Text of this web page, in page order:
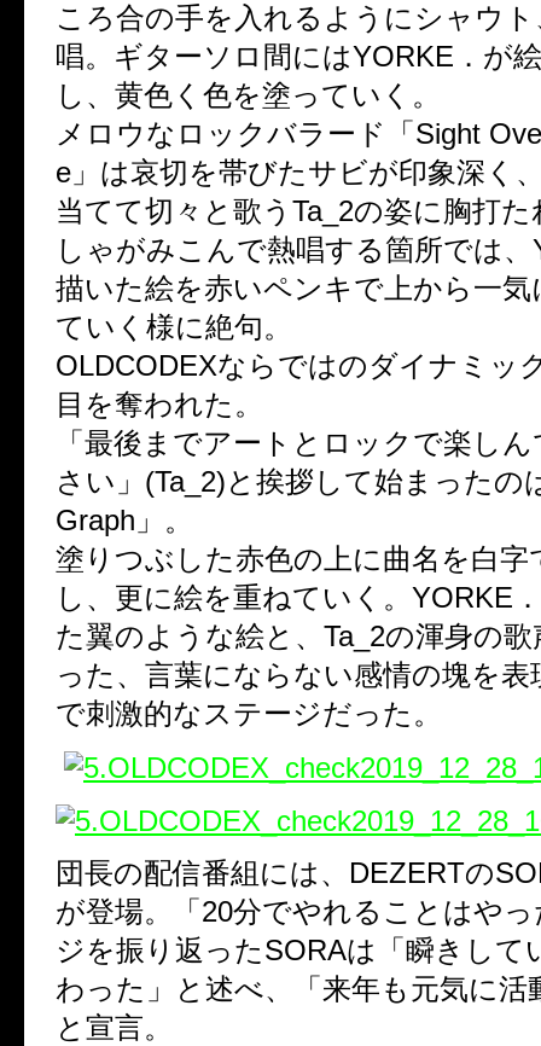
ころ合の手を入れるようにシャウト
唱。ギターソロ間にはYORKE．が
し、黄色く色を塗っていく。
メロウなロックバラード「Sight
e」は哀切を帯びたサビが印象深く
当てて切々と歌うTa_2の姿に胸打た
しゃがみこんで熱唱する箇所では
描いた絵を赤いペンキで上から一
ていく様に絶句。
OLDCODEXならではのダイナミッ
目を奪われた。
「最後までアートとロックで楽し
さい」(Ta_2)と挨拶して始まったの
Graph」。
塗りつぶした赤色の上に曲名を白字
し、更に絵を重ねていく。YORKE
た翼のような絵と、Ta_2の渾身の
った、言葉にならない感情の塊を表
で刺激的なステージだった。
団長の配信番組には、DEZERTの
が登場。「20分でやれることはや
ジを振り返ったSORAは「瞬きして
わった」と述べ、「来年も元気に活
と宣言。